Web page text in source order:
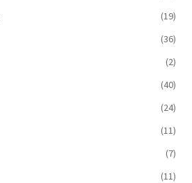
(19)
(36)
(2)
(40)
(24)
(11)
(7)
(11)